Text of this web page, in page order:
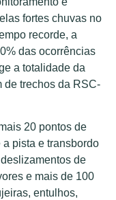
fortes chuvas no
recorde, a
das ocorrências
a totalidade da
de trechos da RSC-
20 pontos de
pista e transbordo
de
e mais de 100
entulhos,